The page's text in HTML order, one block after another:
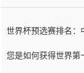
世界杯预选赛排名：
您是如何获得世界第